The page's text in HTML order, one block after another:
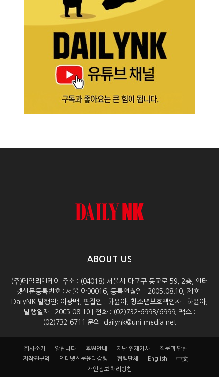
ABOUT US
(주)데일리엔케이 주소 : (04018) 서울시 마포구 동교로 59, 2층, 인터
넷신문등록번호 : 서울 아00016, 등록연월일 : 2005.08.10, 제호 :
DailyNK 발행인: 이광백, 편집인 : 하윤아, 청소년보호책임자 : 하윤아,
발행일자 : 2005.08.10 | 전화 : (02)732-6998/6999, 팩스 :
(02)732-6711 문의: dailynk@uni-media.net
회사소개 알립니다 후원안내 지난 연재기사
질문과 답변
저작권규약
인터넷신문윤리강령 협력단체 English
中文
개인정보 처리방침